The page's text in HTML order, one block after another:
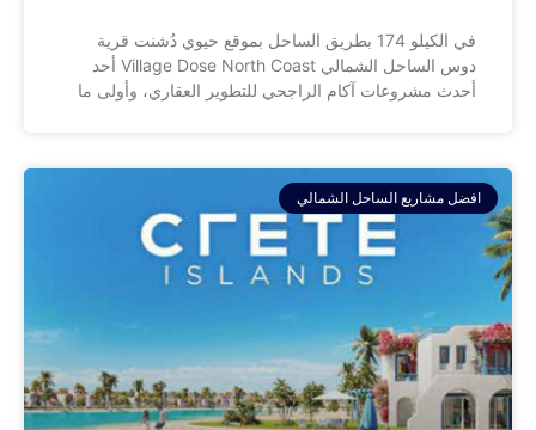
في الكيلو 174 بطريق الساحل بموقع حيوي دُشنت قرية
دوس الساحل الشمالي Village Dose North Coast أحد
أحدث مشروعات آكام الراجحي للتطوير العقاري، وأولى ما
افضل مشاريع الساحل الشمالي